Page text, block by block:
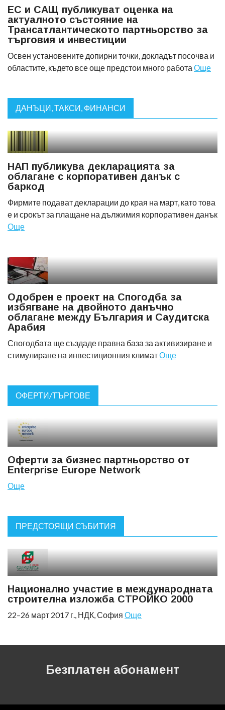
ЕС и САЩ публикуват оценка на
актуалното състояние на
Трансатлантическото партньорство за
търговия и инвестиции
Освен установените допирни точки, докладът посочва и
областите, където все още предстои много работа Още
ДАНЪЦИ, ТАКСИ, ФИНАНСИ
НАП публикува декларацията за
облагане с корпоративен данък с
баркод
Фирмите подават декларации до края на март, като това
е и срокът за плащане на дължимия корпоративен данък
Още
Одобрен е проект на Спогодба за
избягване на двойното данъчно
облагане между България и Саудитска
Арабия
Спогодбата ще създаде правна база за активизиране и
стимулиране на инвестиционния климатОще
ОФЕРТИ/ТЪРГОВЕ
Оферти за бизнес партньорство от
Еnterprise Europe Network
Още
ПРЕДСТОЯЩИ СЪБИТИЯ
Национално участие в международната
строителна изложба СТРОЙКО 2000
22–26 март 2017 г., НДК, София Още
Безплатен абонамент